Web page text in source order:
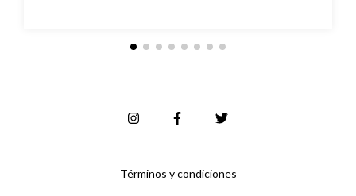
Términos y condiciones